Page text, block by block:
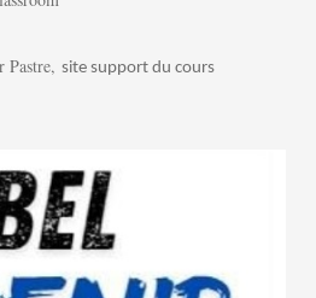
Pastre, site support du cours